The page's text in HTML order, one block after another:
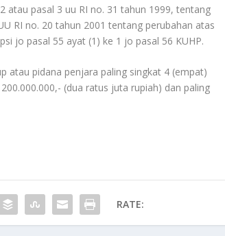
atau pasal 3 uu RI no. 31 tahun 1999, tentang
RI no. 20 tahun 2001 tentang perubahan atas
jo pasal 55 ayat (1) ke 1 jo pasal 56 KUHP.
atau pidana penjara paling singkat 4 (empat)
(dua ratus juta rupiah) dan paling
RATE: